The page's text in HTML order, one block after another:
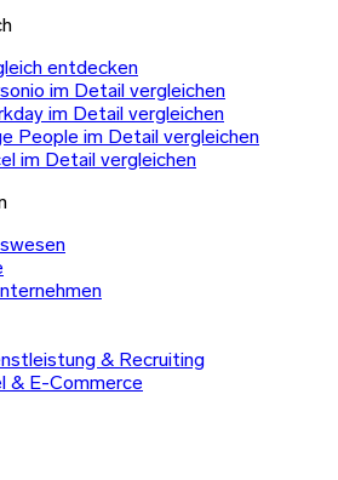
entdecken
im Detail vergleichen
im Detail vergleichen
People im Detail vergleichen
im Detail vergleichen
& Recruiting
& E-Commerce